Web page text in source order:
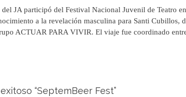
JA participó del Festival Nacional Juvenil de Teatro
a la revelación masculina para Santi Cubillos,
ACTUAR PARA VIVIR. El viaje fue coordinado
“SeptemBeer Fest”